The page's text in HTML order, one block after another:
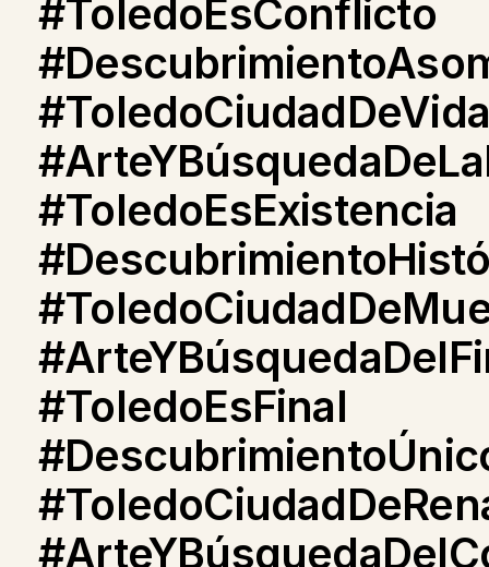
#ToledoEsConflicto
#ToledoCiudadDeVida
#ToledoEsExistencia
#ToledoEsFinal